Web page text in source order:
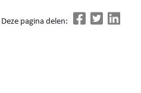
Deze pagina delen: